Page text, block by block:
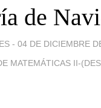
de
- 04 DE DICIEMBRE
MATEMÁTICAS II-